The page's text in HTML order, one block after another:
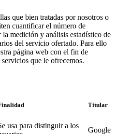
que bien tratadas por nosotros o
cuantificar el número de
medición y análisis estadístico de
del servicio ofertado. Para ello
página web con el fin de
que le ofrecemos.
Titular
usa para distinguir a los
Google